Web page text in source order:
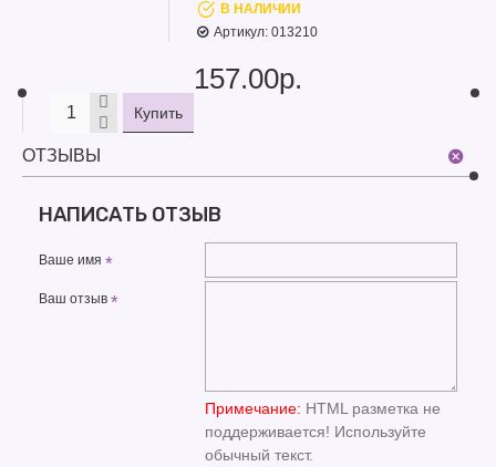
157.00р.
В НАЛИЧИИ
Артикул: 013210
Купить
ОТЗЫВЫ
НАПИСАТЬ ОТЗЫВ
Ваше имя
Ваш отзыв
Примечание: HTML разметка не
поддерживается! Используйте
обычный текст.